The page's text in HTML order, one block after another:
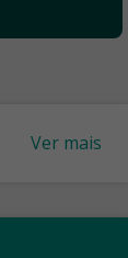
Ver mais